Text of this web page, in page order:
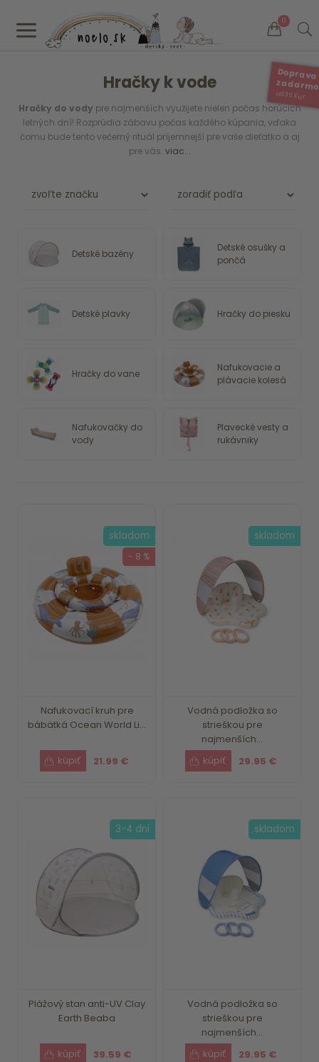
a 0
Doprava
od 35 Eur
Hračky k vode
Hračky do vody pre najmenších využijete nielen počas horúcich
letných dní! Rozprúdia zábavu počas každého kúpania, vďaka
čomu bude tento večerný rituál príjemnejší pre vaše dieťatko a aj
pre vás. viac...
Detské bazény
Detské osušky a
pončá
Detské plavky Hračky do piesku
Hračky do vane
Nafukovacie a
plávacie kolesá
Nafukovačky do
vody
Plavecké vesty a
rukávniky
Nafukovací kruh pre
bábätká Ocean World Li...
21.99 €
skladom
- 8 %
Vodná podložka so
strieškou pre
najmenších...
29.95 €
skladom
Plážový stan anti-UV Clay
Earth Beaba
39.59 €
3-4 dni
Vodná podložka so
strieškou pre
najmenších...
29.95 €
skladom